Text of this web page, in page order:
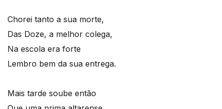
Chorei tanto a sua morte,
Das Doze, a melhor colega,
Na escola era forte
Lembro bem da sua entrega.
Mais tarde soube então